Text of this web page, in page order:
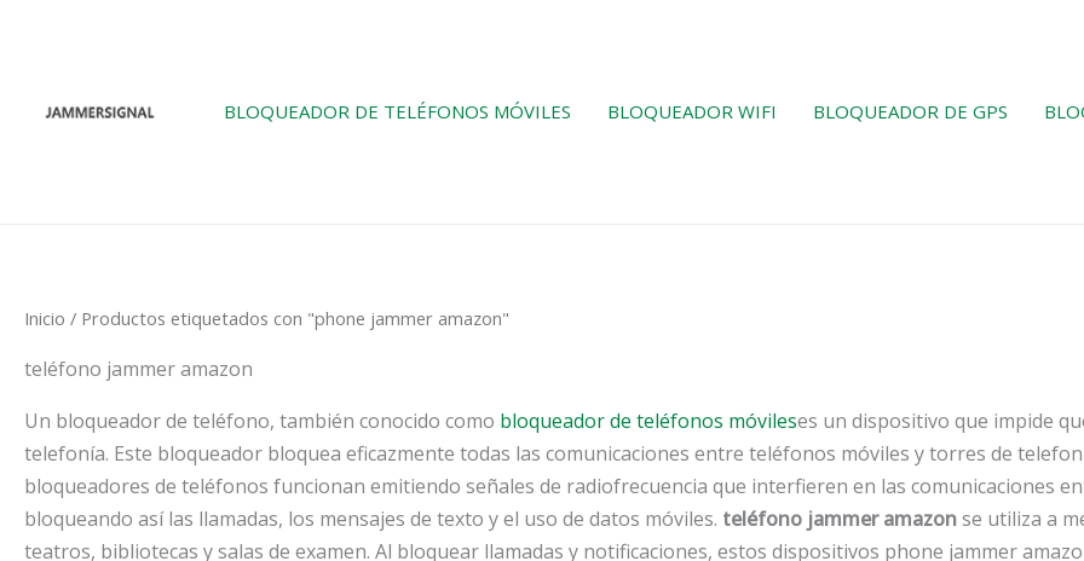
BLOQUEADOR DE TELÉFONOS MÓVILES BLOQUEADOR WIFI BLOQUEADOR DE GPS
Inicio / Productos etiquetados con "phone jammer amazon"
teléfono jammer amazon
Un bloqueador de teléfono, también conocido como bloqueador de teléfonos móvileses un dispositivo que impide
telefonía. Este bloqueador bloquea eficazmente todas las comunicaciones entre teléfonos móviles y torres de
bloqueadores de teléfonos funcionan emitiendo señales de radiofrecuencia que interfieren en las comunicaciones
bloqueando así las llamadas, los mensajes de texto y el uso de datos móviles. teléfono jammer amazonse utiliza a
teatros, bibliotecas y salas de examen. Al bloquear llamadas y notificaciones, estos dispositivos phone jammer